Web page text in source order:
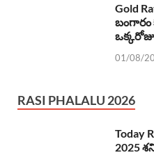
Gold
01/08/
RASI PHALALU 2026
Today
2025